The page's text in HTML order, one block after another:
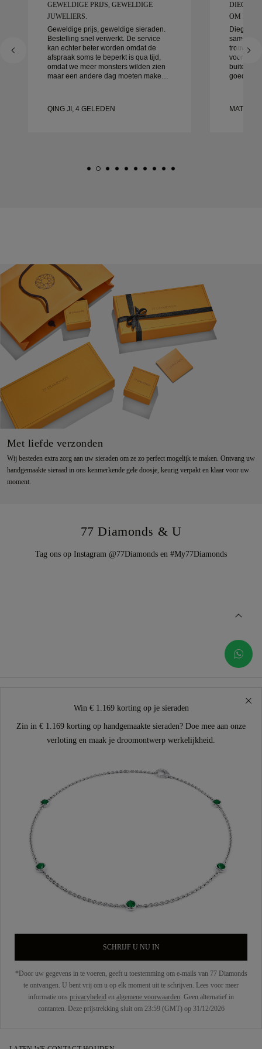
GEWELDIGE PRIJS, GEWELDIGE
JUWELIERS.
Geweldige prijs, geweldige sieraden.
Bestelling snel verwerkt. De service
kan echter beter worden omdat de
afspraak soms te beperkt is qua tijd,
omdat we meer monsters wilden zien
maar een andere dag moeten maken.
QING JI, 4 GELEDEN
DIEGO
OM MEE
Diego
samen te
voor
goed
Met liefde verzonden
Wij besteden extra zorg aan uw sieraden om ze zo perfect mogelijk te maken. Ontvang uw
handgemaakte sieraad in ons kenmerkende gele doosje, keurig verpakt en klaar voor uw
moment.
77 Diamonds & U
Tag ons op Instagram @77Diamonds en #My77Diamonds
Win € 1.169 korting op je sieraden
Zin in € 1.169 korting op handgemaakte sieraden? Doe mee aan onze
verloting en maak je droomontwerp werkelijkheid.
SCHRIJF U NU IN
*Door uw gegevens in te voeren, geeft u toestemming om e-mails van 77 Diamonds
te ontvangen. U bent vrij om u op elk moment uit te schrijven. Lees voor meer
informatie ons privacybeleid en algemene voorwaarden. Geen alternatief in
contanten. Deze prijstrekking sluit om 23:59 (GMT) op 31/12/2026